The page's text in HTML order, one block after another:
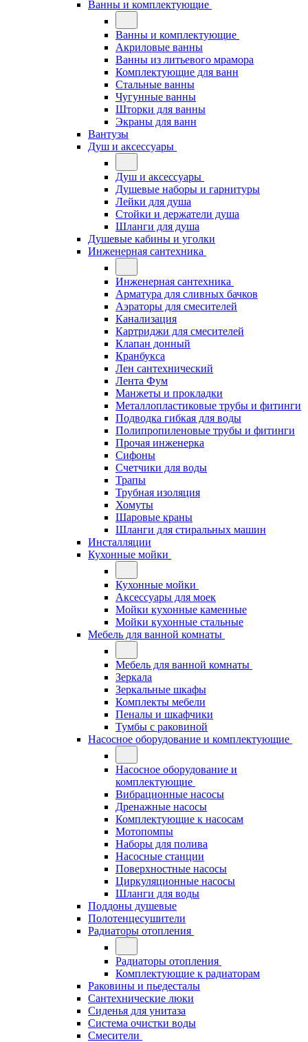
Ванны и комплектующие
Ванны и комплектующие
Акриловые ванны
Ванны из литьевого мрамора
Комплектующие для ванн
Стальные ванны
Чугунные ванны
Шторки для ванны
Экраны для ванн
Вантузы
Душ и аксессуары
Душ и аксессуары
Душевые наборы и гарнитуры
Лейки для душа
Стойки и держатели душа
Шланги для душа
Душевые кабины и уголки
Инженерная сантехника
Инженерная сантехника
Арматура для сливных бачков
Аэраторы для смесителей
Канализация
Картриджи для смесителей
Клапан донный
Кранбукса
Лен сантехнический
Лента Фум
Манжеты и прокладки
Металлопластиковые трубы и фитинги
Подводка гибкая для воды
Полипропиленовые трубы и фитинги
Прочая инженерка
Сифоны
Счетчики для воды
Трапы
Трубная изоляция
Хомуты
Шаровые краны
Шланги для стиральных машин
Инсталляции
Кухонные мойки
Кухонные мойки
Аксессуары для моек
Мойки кухонные каменные
Мойки кухонные стальные
Мебель для ванной комнаты
Мебель для ванной комнаты
Зеркала
Зеркальные шкафы
Комплекты мебели
Пеналы и шкафчики
Тумбы с раковиной
Насосное оборудование и комплектующие
Насосное оборудование и
комплектующие
Вибрационные насосы
Дренажные насосы
Комплектующие к насосам
Мотопомпы
Наборы для полива
Насосные станции
Поверхностные насосы
Циркуляционные насосы
Шланги для воды
Поддоны душевые
Полотенцесушители
Радиаторы отопления
Радиаторы отопления
Комплектующие к радиаторам
Раковины и пьедесталы
Сантехнические люки
Сиденья для унитаза
Система очистки воды
Смесители